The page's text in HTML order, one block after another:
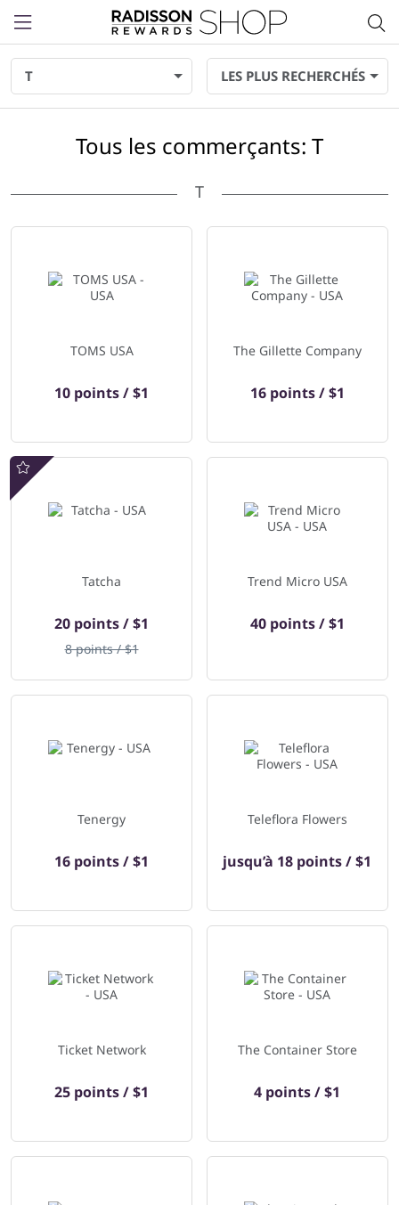
Menu
T LES PLUS RECHERCHÉS
Tous les commerçants: T
T
55 commerçants affiché ci-dessous
TOMS USA
10 points / $1
The Gillette Company
16 points / $1
Tatcha
20 points / $1
8 points / $1
Offres spéciales
Trend Micro USA
40 points / $1
Tenergy
16 points / $1
Teleflora Flowers
jusqu’à 18 points / $1
Ticket Network
25 points / $1
The Container Store
4 points / $1